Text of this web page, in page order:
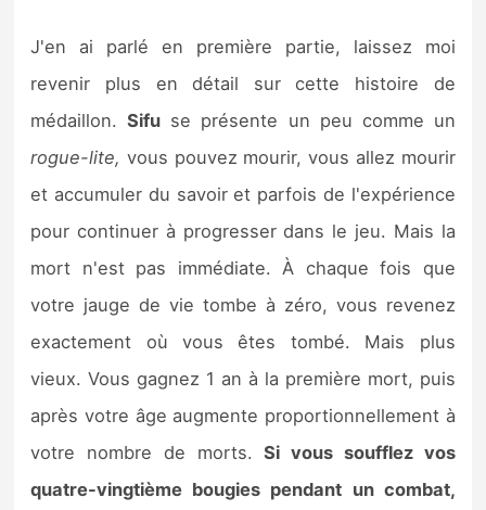
J'en ai parlé en première partie, laissez moi
revenir plus en détail sur cette histoire de
médaillon.Sifu se présente un peu comme un
rogue-lite, vous pouvez mourir, vous allez mourir
et accumuler du savoir et parfois de l'expérience
pour continuer à progresser dans le jeu. Mais la
mort n'est pas immédiate. À chaque fois que
votre jauge de vie tombe à zéro, vous revenez
exactement où vous êtes tombé. Mais plus
vieux. Vous gagnez 1 an à la première mort, puis
après votre âge augmente proportionnellement à
votre nombre de morts.Si vous soufflez vos
quatre-vingtième bougies pendant un combat,